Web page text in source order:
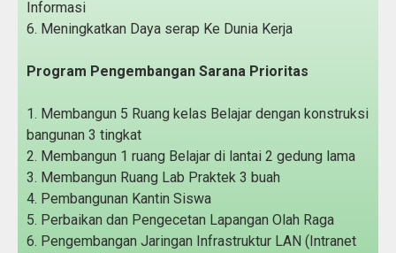
Informasi
6. Meningkatkan Daya serap Ke Dunia Kerja
Program Pengembangan Sarana Prioritas
1. Membangun 5 Ruang kelas Belajar dengan konstruksi
bangunan 3 tingkat
2. Membangun 1 ruang Belajar di lantai 2 gedung lama
3. Membangun Ruang Lab Praktek 3 buah
4. Pembangunan Kantin Siswa
5. Perbaikan dan Pengecetan Lapangan Olah Raga
6. Pengembangan Jaringan Infrastruktur LAN (Intranet